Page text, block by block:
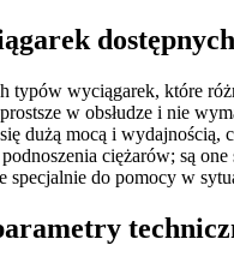
typów wyciągarek, które
w obsłudze i nie
dużą mocą i
ciężarów; są
specjalnie do pomocy w